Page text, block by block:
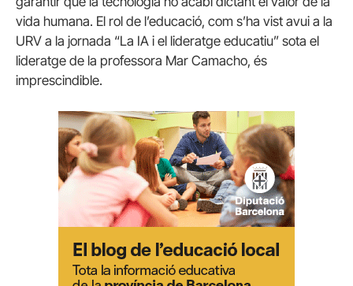
vida humana. El rol de l’educació, com s’ha vist avui a la
URV a la jornada “La IA i el lideratge educatiu” sota el
lideratge de la professora Mar Camacho, és
imprescindible.